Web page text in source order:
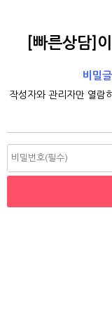
[빠른상담]
비밀
작성자와 관리자만 열람